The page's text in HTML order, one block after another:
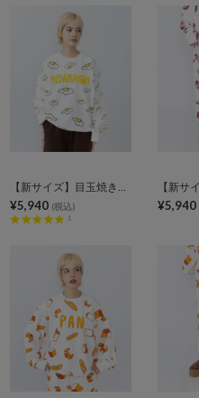
【新サイズ】目玉焼き総柄スウェット
¥5,940 (税込)
1
¥5,940